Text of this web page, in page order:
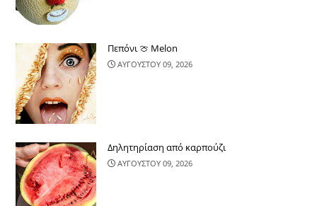
Πεπόνι 🍈 Melon
ΑΥΓΟΥΣΤΟΥ 09, 2026
Δηλητηρίαση από καρπούζι
ΑΥΓΟΥΣΤΟΥ 09, 2026